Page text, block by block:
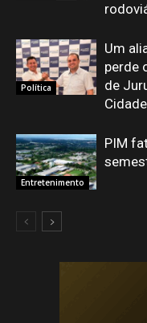
Política
Um
perde
de
Cidade
Entretenimento
PIM